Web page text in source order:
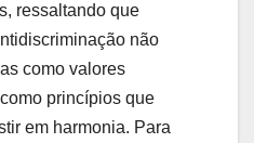
ressaltando que
não
como valores
princípios que
em harmonia. Para